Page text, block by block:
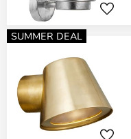
SUMMER DEAL